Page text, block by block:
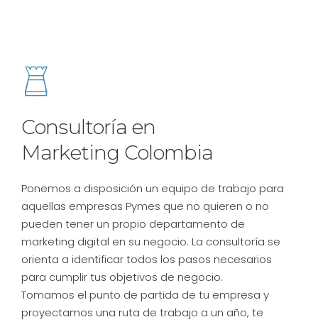
Consultoría en
Marketing Colombia
Ponemos a disposición un equipo de trabajo para
aquellas empresas Pymes que no quieren o no
pueden tener un propio departamento de
marketing digital en su negocio. La consultoría se
orienta a identificar todos los pasos necesarios
para cumplir tus objetivos de negocio.
Tomamos el punto de partida de tu empresa y
proyectamos una ruta de trabajo a un año, te